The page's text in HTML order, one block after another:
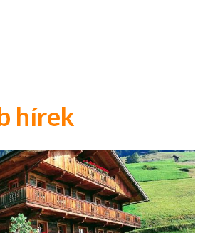
hírek